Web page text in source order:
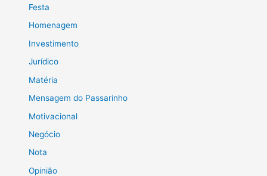
Festa
Homenagem
Investimento
Jurídico
Matéria
Mensagem do Passarinho
Motivacional
Negócio
Nota
Opinião